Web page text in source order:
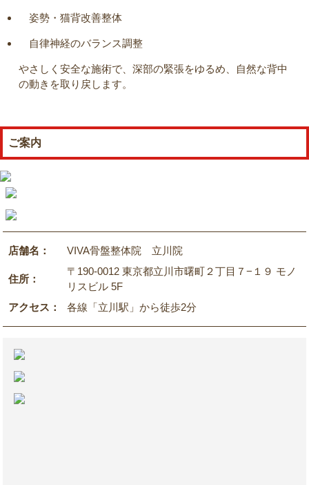
姿勢・猫背改善整体
自律神経のバランス調整
やさしく安全な施術で、深部の緊張をゆるめ、自然な背中
の動きを取り戻します。
ご案内
店舗名： VIVA骨盤整体院 立川院
住所：
〒190-0012 東京都立川市曙町２丁目７−１９ モノ
リスビル 5F
アクセス：
各線「立川駅」から徒歩2分